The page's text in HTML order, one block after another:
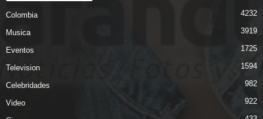
Colombia 4232
Musica 3919
Eventos 1725
Television 1594
Celebridades 982
Video 922